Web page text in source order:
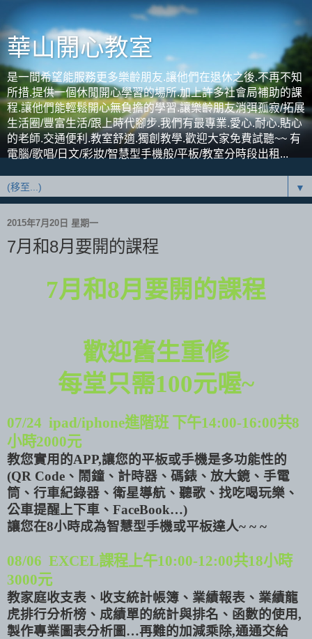
華山開心教室
是一間希望能服務更多樂齡朋友.讓他們在退休之後.不再不知
所措.提供一個休閒開心學習的場所.加上許多社會局補助的課
程.讓他們能輕鬆開心無負擔的學習.讓樂齡朋友消弭孤寂/拓展
生活圈/豐富生活/跟上時代腳步.我們有最專業.愛心.耐心.貼心
的老師.交通便利.教室舒適.獨創教學.歡迎大家免費試聽~~ 有
電腦/歌唱/日文/彩妝/智慧型手機般/平板/教室分時段出租...
▼
2015年7月20日 星期一
7月和8月要開的課程
7月和8月要開的課程
歡迎舊生重修
每堂只需100元喔~
07/24 ipad/iphone進階班 下午14:00-16:00共8
小時2000元
教您實用的APP,讓您的平板或手機是多功能性的
(QR Code 、鬧鐘、計時器、碼錶、放大鏡、手電
筒、行車紀錄器、衛星導航、聽歌、找吃喝玩樂、
公車提醒上下車、 FaceBook…)
讓您在8小時成為智慧型手機或平板達人~ ~ ~
08/06 EXCEL課程上午10:00-12:00共18小時
3000元
教家庭收支表、收支統計帳簿、業績報表、業績龍
虎排行分析榜、成績單的統計與排名、 函數的使用,
製作專業圖表分析圖…再難的加減乘除,通通交給